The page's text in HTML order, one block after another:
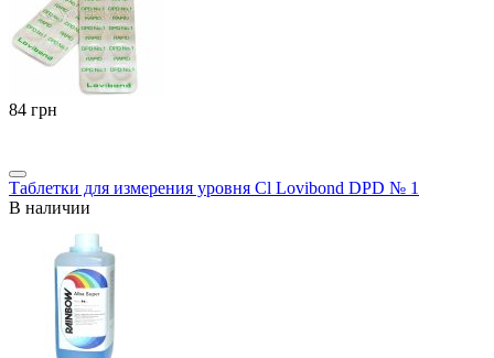
‍84‍ грн
Таблетки для измерения уровня Cl Lovibond DPD № 1
В наличии